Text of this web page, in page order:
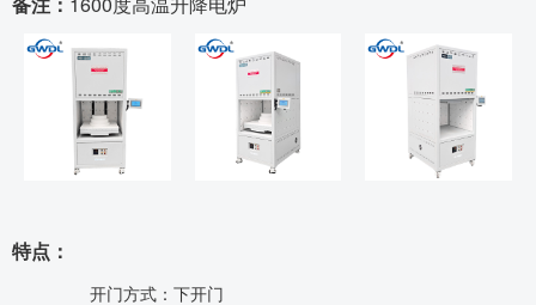
特点：
开门方式：下开门